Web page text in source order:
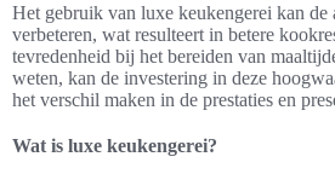
Het gebruik van luxe keukengerei kan de
verbeteren, wat resulteert in betere
tevredenheid bij het bereiden van
weten, kan de investering in deze
het verschil maken in de prestaties en
Wat is luxe keukengerei?